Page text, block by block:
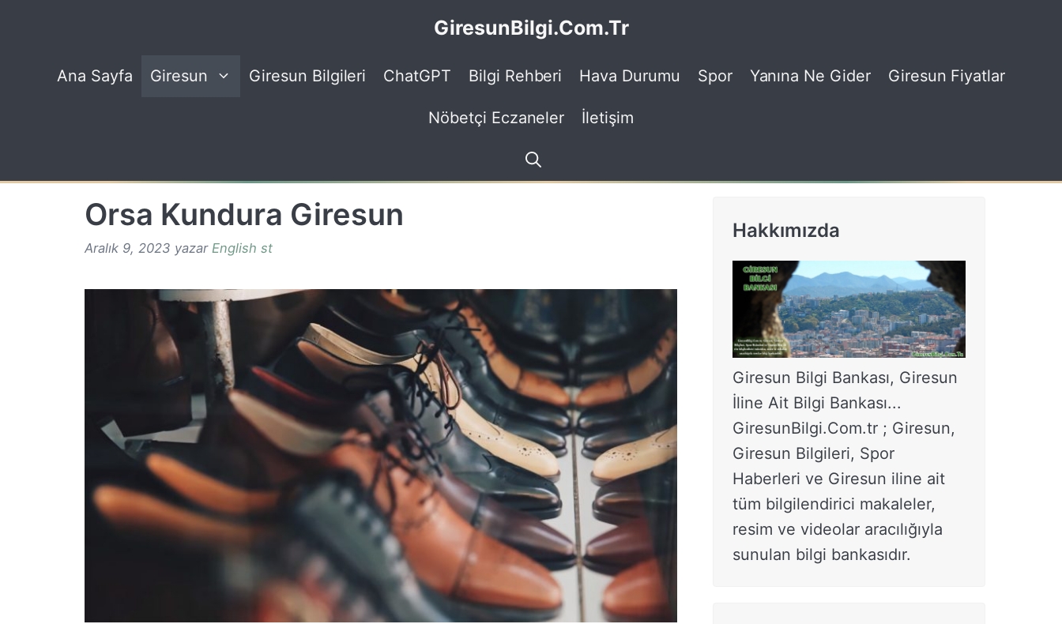
GiresunBilgi.Com.Tr
Ana Sayfa Giresun Giresun Bilgileri ChatGPT Bilgi Rehberi Hava Durumu Spor Yanına Ne Gider Giresun Fiyatlar
Nöbetçi Eczaneler İletişim
Orsa Kundura Giresun
Aralık 9, 2023 yazar English st
Hakkımızda
Giresun Bilgi Bankası, Giresun
İline Ait Bilgi Bankası...
GiresunBilgi.Com.tr ; Giresun,
Giresun Bilgileri, Spor
Haberleri ve Giresun iline ait
tüm bilgilendirici makaleler,
resim ve videolar aracılığıyla
sunulan bilgi bankasıdır.